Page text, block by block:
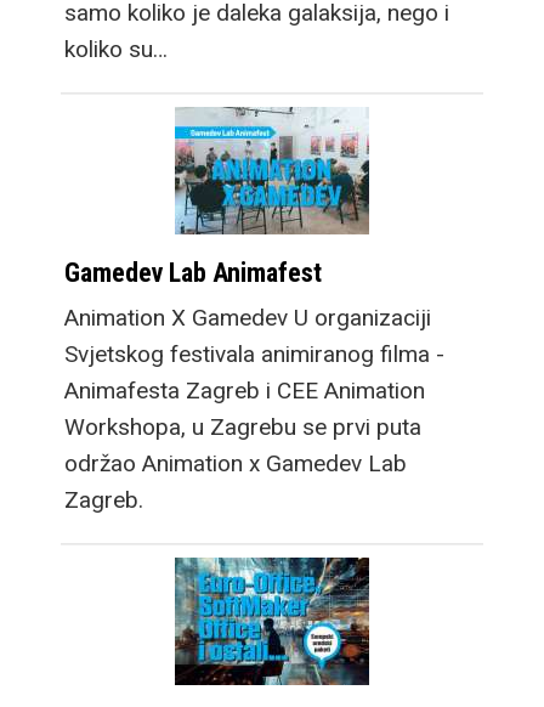
samo koliko je daleka galaksija, nego i
koliko su…
Gamedev Lab Animafest
Animation X Gamedev U organizaciji
Svjetskog festivala animiranog filma -
Animafesta Zagreb i CEE Animation
Workshopa, u Zagrebu se prvi puta
održao Animation x Gamedev Lab
Zagreb.